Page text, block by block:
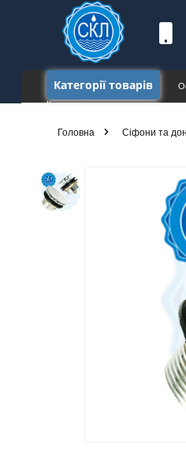
Категорії товарів
Контакти
Головна Сіфони та